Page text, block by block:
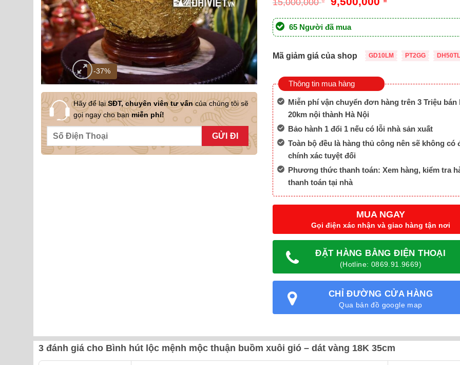
-37%
Hãy để lạiSĐT, chuyên viên tư vấncủa chúng tôi sẽ
gọi ngay cho bạnmiễn phí!
là:
15,000,000 ₫.
tại
là:
65 Người đã mua
Mã giảm giá của shop GD10LM PT2GG DH50TL
Thông tin mua hàng
Miễn phí vận chuyển đơn hàng trên 3 Triệu bán
20km nội thành Hà Nội
Bảo hành 1 đổi 1 nếu có lỗi nhà sản xuất
Toàn bộ đều là hàng thủ công nên sẽ không có
chính xác tuyệt đối
Phương thức thanh toán: Xem hàng, kiểm tra
thanh toán tại nhà
MUA NGAY
Gọi điện xác nhận và giao hàng tận nơi
ĐẶT HÀNG BẰNG ĐIỆN THOẠI
(Hotline: 0869.91.9669)
CHỈ ĐƯỜNG CỬA HÀNG
Qua bản đồ google map
3 đánh giá cho Bình hút lộc mệnh mộc thuận buồm xuôi gió – dát vàng 18K 35cm